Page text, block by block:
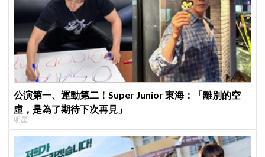
公演第一、運動第二！Super Junior 東海：「離別的空
虛，是為了期待下次再見」
明星